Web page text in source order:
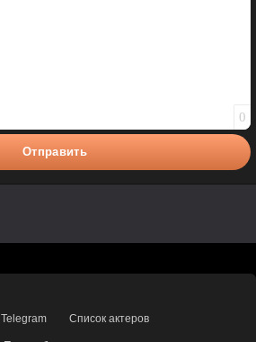
0
Отправить
Telegram Список актеров